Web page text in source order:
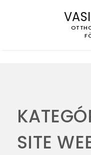
SITE